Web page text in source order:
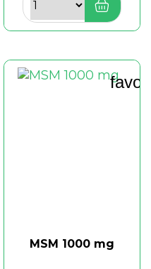
MSM 1000 mg